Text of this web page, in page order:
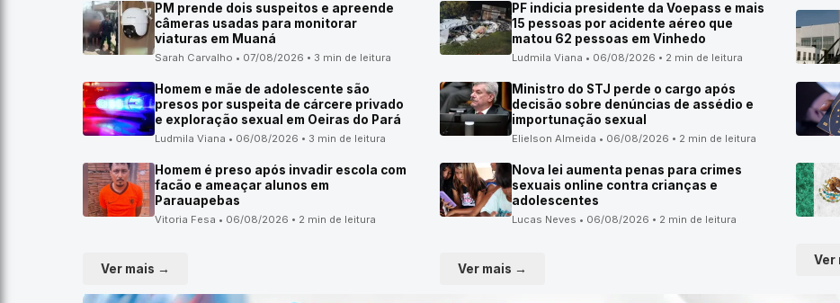
PM prende dois suspeitos e apreende
câmeras usadas para monitorar
viaturas em Muaná
Sarah Carvalho • 07/08/2026 • 3 min de leitura
Homem e mãe de adolescente são
presos por suspeita de cárcere privado
e exploração sexual em Oeiras do Pará
Ludmila Viana • 06/08/2026 • 3 min de leitura
Homem é preso após invadir escola com
facão e ameaçar alunos em
Parauapebas
Vitoria Fesa • 06/08/2026 • 2 min de leitura
Ver mais →
PF indicia presidente da Voepass e mais
15 pessoas por acidente aéreo que
matou 62 pessoas em Vinhedo
Ludmila Viana • 06/08/2026 • 2 min de leitura
Ministro do STJ perde o cargo após
decisão sobre denúncias de assédio e
importunação sexual
Elielson Almeida • 06/08/2026 • 2 min de leitura
Nova lei aumenta penas para crimes
sexuais online contra crianças e
adolescentes
Lucas Neves • 06/08/2026 • 2 min de leitura
Ver mais →
Ver